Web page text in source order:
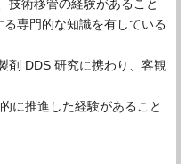
技術移管の経験があること
専門的な知識を有している
剤 DDS 研究に携わり、客観
に推進した経験があること